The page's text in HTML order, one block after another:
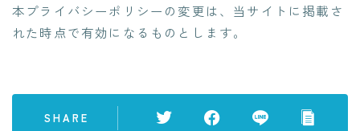
本プライバシーポリシーの変更は、当サイトに掲載さ
れた時点で有効になるものとします。
SHARE